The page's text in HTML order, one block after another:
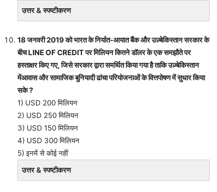
उत्तर & स्पष्टीकरण
18 जनवरी 2019 को भारत के निर्यात-आयात बैंक और उज़्बेकिस्तान सरकार के
बीच LINE OF CREDIT पर मिलियन कितने डॉलर के एक समझौते पर
हस्ताक्षर किए गए, जिसे सरकार द्वारा समर्थित किया गया है ताकि उज़्बेकिस्तान
मेंआवास और सामाजिक बुनियादी ढांचा परियोजनाओं के वित्तपोषण में सुधार किया
सके ?
1) USD 200 मिलियन
2) USD 250 मिलियन
3) USD 150 मिलियन
4) USD 300 मिलियन
5) इनमें से कोई नहीं
उत्तर & स्पष्टीकरण